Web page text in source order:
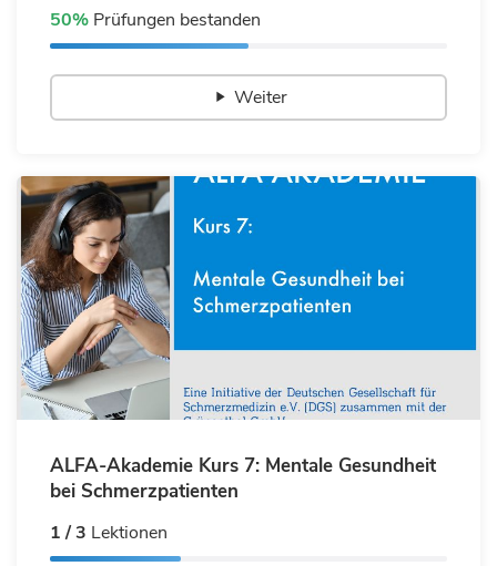
50% Prüfungen bestanden
Weiter
ALFA-Akademie Kurs 7: Mentale Gesundheit
bei Schmerzpatienten
1 / 3 Lektionen